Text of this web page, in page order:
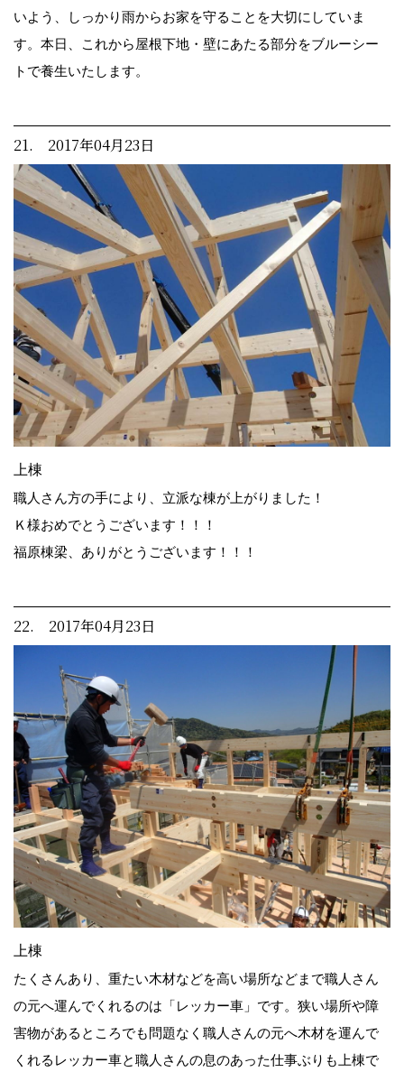
いよう、しっかり雨からお家を守ることを大切にしていま
す。本日、これから屋根下地・壁にあたる部分をブルーシー
トで養生いたします。
21. 2017年04月23日
上棟
職人さん方の手により、立派な棟が上がりました！
Ｋ様おめでとうございます！！！
福原棟梁、ありがとうございます！！！
22. 2017年04月23日
上棟
たくさんあり、重たい木材などを高い場所などまで職人さん
の元へ運んでくれるのは「レッカー車」です。狭い場所や障
害物があるところでも問題なく職人さんの元へ木材を運んで
くれるレッカー車と職人さんの息のあった仕事ぶりも上棟で